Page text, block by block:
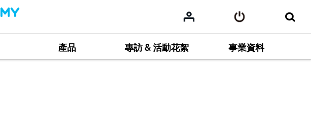
產品 專訪 & 活動花絮 事業資料
前一個項目